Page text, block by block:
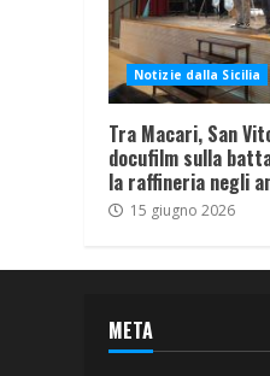
Notizie dalla Sicilia
Tra Macari, San
docufilm sulla
la raffineria negli
15 giugno 2026
META